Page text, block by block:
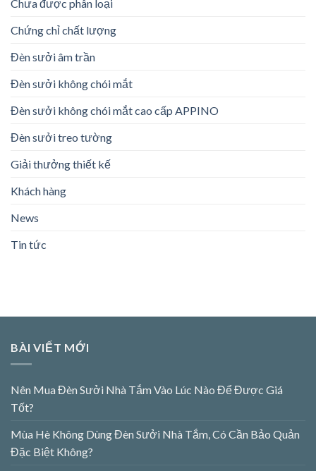
Chưa được phân loại
Chứng chỉ chất lượng
Đèn sưởi âm trần
Đèn sưởi không chói mắt
Đèn sưởi không chói mắt cao cấp APPINO
Đèn sưởi treo tường
Giải thưởng thiết kế
Khách hàng
News
Tin tức
BÀI VIẾT MỚI
Nên Mua Đèn Sưởi Nhà Tắm Vào Lúc Nào Để Được Giá
Tốt?
Mùa Hè Không Dùng Đèn Sưởi Nhà Tắm, Có Cần Bảo Quản
Đặc Biệt Không?